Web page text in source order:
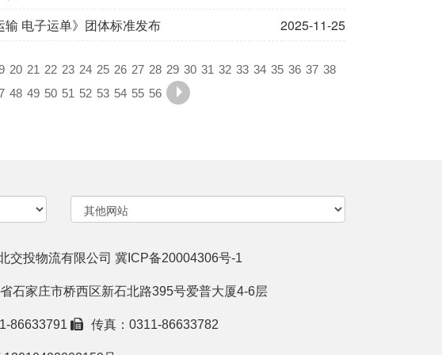
电子运单》团体标准发布
2025-11-25
20 21 22 23 24 25 26 27 28 29 30 31 32 33 34 35 36 37 38
48 49 50 51 52 53 54 55 56
交投物流有限公司 冀ICP备20004306号-1
石家庄市桥西区新石北路395号爱普大厦4-6层
86633791 传真：0311-86633782